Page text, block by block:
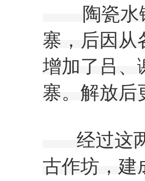
陶瓷水
寨，后因从
增加了吕、
寨。 解放后
经过这两
古作坊，建